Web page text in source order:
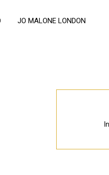
JO MALONE LONDON